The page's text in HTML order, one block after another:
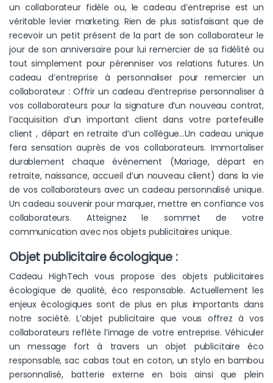
un collaborateur fidèle ou, le cadeau d’entreprise est un
véritable levier marketing. Rien de plus satisfaisant que de
recevoir un petit présent de la part de son collaborateur le
jour de son anniversaire pour lui remercier de sa fidélité ou
tout simplement pour pérenniser vos relations futures. Un
cadeau d’entreprise à personnaliser pour remercier un
collaborateur : Offrir un cadeau d’entreprise personnaliser à
vos collaborateurs pour la signature d’un nouveau contrat,
l’acquisition d’un important client dans votre portefeuille
client , départ en retraite d’un collègue…Un cadeau unique
fera sensation auprès de vos collaborateurs. Immortaliser
durablement chaque événement (Mariage, départ en
retraite, naissance, accueil d’un nouveau client) dans la vie
de vos collaborateurs avec un cadeau personnalisé unique.
Un cadeau souvenir pour marquer, mettre en confiance vos
collaborateurs. Atteignez le sommet de votre
communication avec nos objets publicitaires unique.
Objet publicitaire écologique :
Cadeau HighTech vous propose des objets publicitaires
écologique de qualité, éco responsable. Actuellement les
enjeux écologiques sont de plus en plus importants dans
notre société. L’objet publicitaire que vous offrez à vos
collaborateurs reflète l’image de votre entreprise. Véhiculer
un message fort à travers un objet publicitaire éco
responsable, sac cabas tout en coton, un stylo en bambou
personnalisé, batterie externe en bois ainsi que plein